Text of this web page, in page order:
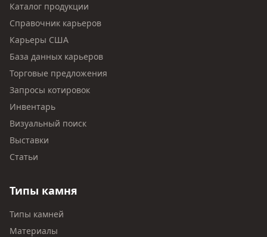
Каталог продукции
Справочник карьеров
Карьеры США
База данных карьеров
Торговые предложения
Запросы котировок
Инвентарь
Визуальный поиск
Выставки
Статьи
Типы камня
Типы камней
Материалы